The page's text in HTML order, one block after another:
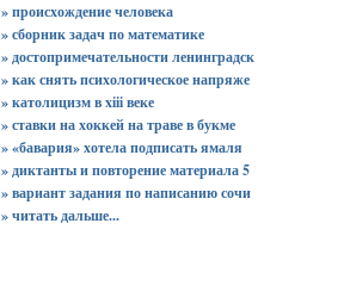
» происхождение человека
» сборник задач по математике
» достопримечательности ленинградск
» как снять психологическое напряже
» католицизм в xiii веке
» ставки на хоккей на траве в букме
» «бавария» хотела подписать ямаля
» диктанты и повторение материала 5
» вариант задания по написанию сочи
»читать дальше...